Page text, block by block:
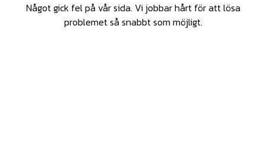
Något gick fel på vår sida. Vi jobbar hårt för att lösa
problemet så snabbt som möjligt.